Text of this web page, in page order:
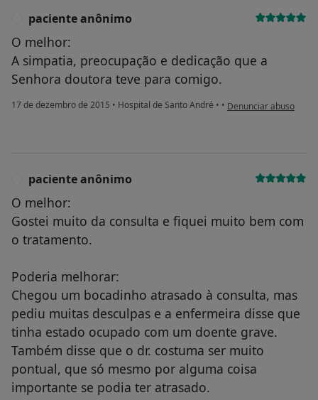
paciente anônimo
O melhor:
A simpatia, preocupação e dedicação que a
Senhora doutora teve para comigo.
17 de dezembro de 2015 • Hospital de Santo André • • na opinião do
Denunciar abuso
paciente anônimo
O melhor:
Gostei muito da consulta e fiquei muito bem com
o tratamento.
Poderia melhorar:
Chegou um bocadinho atrasado à consulta, mas
pediu muitas desculpas e a enfermeira disse que
tinha estado ocupado com um doente grave.
Também disse que o dr. costuma ser muito
pontual, que só mesmo por alguma coisa
importante se podia ter atrasado.